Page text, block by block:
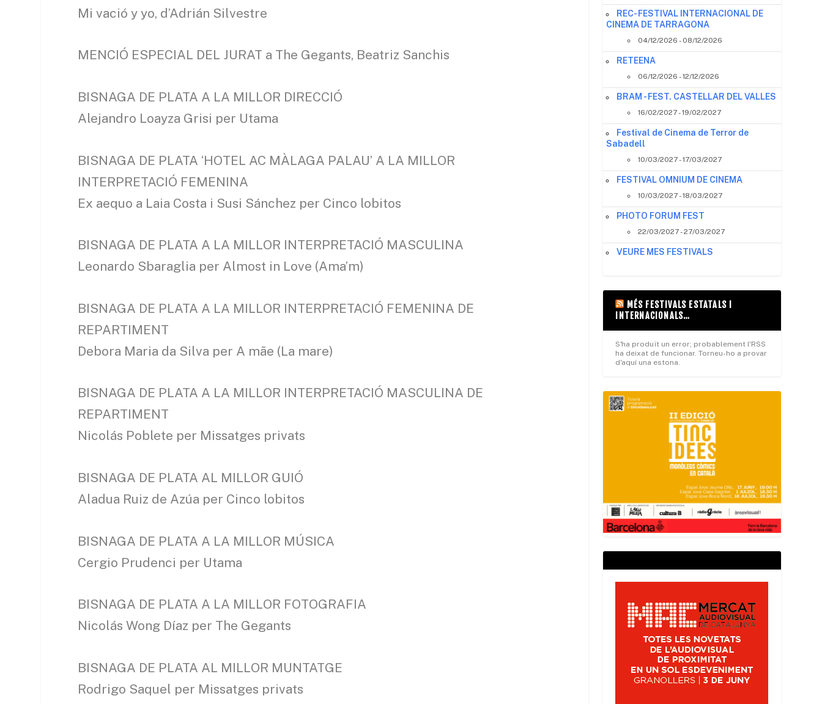
Mi vació y yo, d’Adrián Silvestre
MENCIÓ ESPECIAL DEL JURAT a The Gegants, Beatriz Sanchis
BISNAGA DE PLATA A LA MILLOR DIRECCIÓ
Alejandro Loayza Grisi per Utama
BISNAGA DE PLATA ‘HOTEL AC MÀLAGA PALAU’ A LA MILLOR
INTERPRETACIÓ FEMENINA
Ex aequo a Laia Costa i Susi Sánchez per Cinco lobitos
BISNAGA DE PLATA A LA MILLOR INTERPRETACIÓ MASCULINA
Leonardo Sbaraglia per Almost in Love (Ama’m)
BISNAGA DE PLATA A LA MILLOR INTERPRETACIÓ FEMENINA DE
REPARTIMENT
Debora Maria da Silva per A mãe (La mare)
BISNAGA DE PLATA A LA MILLOR INTERPRETACIÓ MASCULINA DE
REPARTIMENT
Nicolás Poblete per Missatges privats
BISNAGA DE PLATA AL MILLOR GUIÓ
Aladua Ruiz de Azúa per Cinco lobitos
BISNAGA DE PLATA A LA MILLOR MÚSICA
Cergio Prudenci per Utama
BISNAGA DE PLATA A LA MILLOR FOTOGRAFIA
Nicolás Wong Díaz per The Gegants
BISNAGA DE PLATA AL MILLOR MUNTATGE
Rodrigo Saquel per Missatges privats
REC- FESTIVAL INTERNACIONAL DE
CINEMA DE TARRAGONA
04/12/2026 - 08/12/2026
RETEENA
06/12/2026 - 12/12/2026
BRAM - FEST. CASTELLAR DEL VALLES
16/02/2027 - 19/02/2027
Festival de Cinema de Terror de
Sabadell
10/03/2027 - 17/03/2027
FESTIVAL OMNIUM DE CINEMA
10/03/2027 - 18/03/2027
PHOTO FORUM FEST
22/03/2027 - 27/03/2027
VEURE MES FESTIVALS
MÉS FESTIVALS ESTATALS I
INTERNACIONALS…
S'ha produït un error; probablement l'RSS
ha deixat de funcionar. Torneu-ho a provar
d'aquí una estona.